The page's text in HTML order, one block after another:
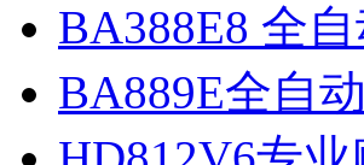
BA388E8 全
BA889E全自